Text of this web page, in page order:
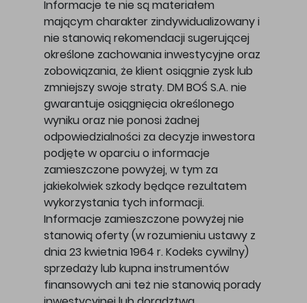
Informacje te nie są materiałem
mającym charakter zindywidualizowany i
nie stanowią rekomendacji sugerującej
określone zachowania inwestycyjne oraz
zobowiązania, że klient osiągnie zysk lub
zmniejszy swoje straty. DM BOŚ S.A. nie
gwarantuje osiągnięcia określonego
wyniku oraz nie ponosi żadnej
odpowiedzialności za decyzje inwestora
podjęte w oparciu o informacje
zamieszczone powyżej, w tym za
jakiekolwiek szkody będące rezultatem
wykorzystania tych informacji.
Informacje zamieszczone powyżej nie
stanowią oferty (w rozumieniu ustawy z
dnia 23 kwietnia 1964 r. Kodeks cywilny)
sprzedaży lub kupna instrumentów
finansowych ani też nie stanowią porady